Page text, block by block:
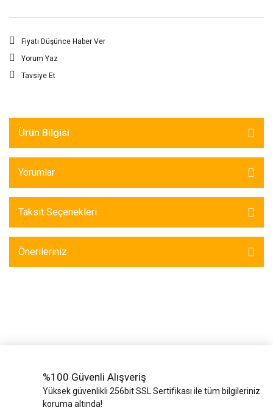
Fiyatı Düşünce Haber Ver
Yorum Yaz
Tavsiye Et
Ürün Bilgisi
Yorumlar
Taksit Seçenekleri
Önerileriniz
%100 Güvenli Alışveriş
Yüksek güvenlikli 256bit SSL Sertifikası ile tüm bilgileriniz
koruma altında!